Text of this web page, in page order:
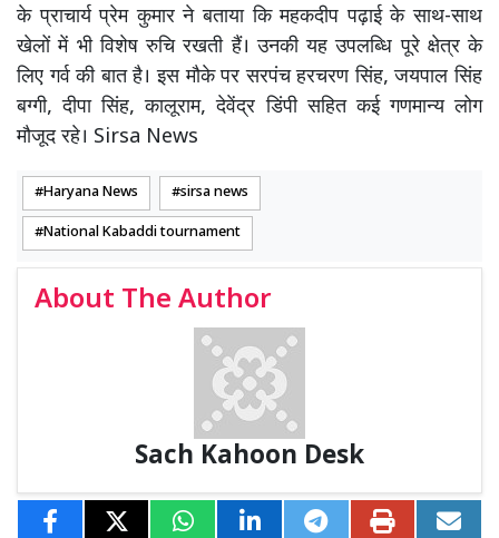
के प्राचार्य प्रेम कुमार ने बताया कि महकदीप पढ़ाई के साथ-साथ
खेलों में भी विशेष रुचि रखती हैं। उनकी यह उपलब्धि पूरे क्षेत्र के
लिए गर्व की बात है। इस मौके पर सरपंच हरचरण सिंह, जयपाल सिंह
बग्गी, दीपा सिंह, कालूराम, देवेंद्र डिंपी सहित कई गणमान्य लोग
मौजूद रहे। Sirsa News
Haryana News sirsa news
National Kabaddi tournament
About The Author
Sach Kahoon Desk